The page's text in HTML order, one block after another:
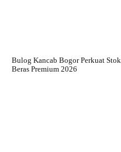
Bulog Kancab Bogor Perkuat Stok
Beras Premium 2026